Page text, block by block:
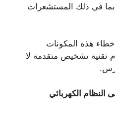
في ذلك المستشعرات
هذه المكونات
تقنية تشخيص متقدمة لا
النظام الكهربائي